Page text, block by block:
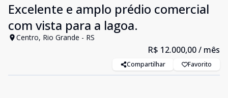
Excelente e amplo prédio comercial
com vista para a lagoa.
Centro, Rio Grande - RS
R$ 12.000,00/ mês
Compartilhar Favorito